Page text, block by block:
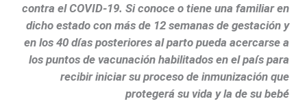
contra el COVID-19. Si conoce o tiene una familiar en
dicho estado con más de 12 semanas de gestación y
en los 40 días posteriores al parto pueda acercarse a
los puntos de vacunación habilitados en el país para
recibir iniciar su proceso de inmunización que
protegerá su vida y la de su bebé